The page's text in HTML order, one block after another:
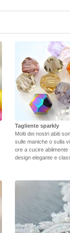
Tagliente sparkly
Molti dei nostri abiti
sulle maniche o sulla
ore a cucire
design elegante e